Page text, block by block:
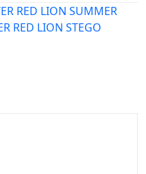
RED LION SUMMER
RED LION STEGO